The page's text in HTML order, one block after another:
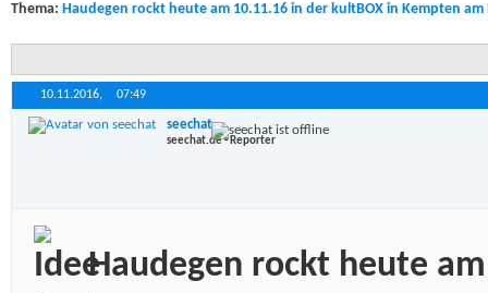
Thema: Haudegen rockt heute am 10.11.16 in der kultBOX in Kempten am
10.11.2016, 07:49
seechat
seechat.de - Reporter
Haudegen rockt heute